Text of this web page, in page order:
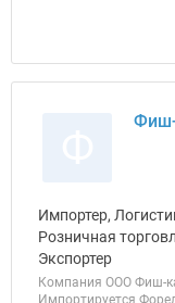
Импортер,
Розничная
Экспортер
Компания ООО Фиш-
Импортируется